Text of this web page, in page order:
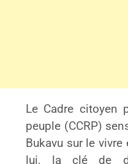
Le Cadre citoyen
peuple (CCRP)
Bukavu sur le
lui, la clé de